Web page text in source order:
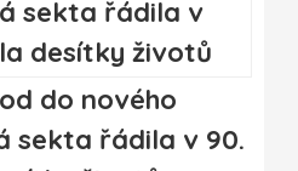
do nového
sekta řádila v 90.